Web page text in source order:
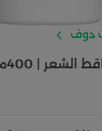
دوف
| 400مل